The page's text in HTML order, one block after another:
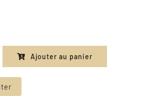
Ajouter au panier